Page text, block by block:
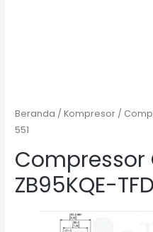
Beranda /Kompresor /
551
Compressor
ZB95KQE-